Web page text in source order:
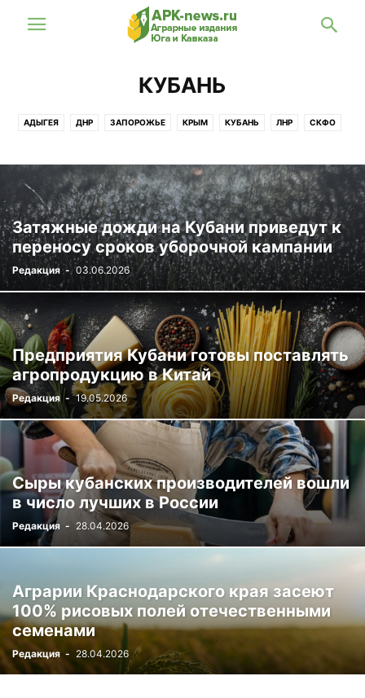
КУБАНЬ
АДЫГЕЯ ДНР ЗАПОРОЖЬЕ КРЫМ КУБАНЬ ЛНР СКФО
Затяжные дожди на Кубани приведут к
переносу сроков уборочной кампании
Редакция - 03.06.2026
Предприятия Кубани готовы поставлять
агропродукцию в Китай
Редакция - 19.05.2026
Сыры кубанских производителей вошли
в число лучших в России
Редакция - 28.04.2026
Аграрии Краснодарского края засеют
100% рисовых полей отечественными
семенами
Редакция - 28.04.2026